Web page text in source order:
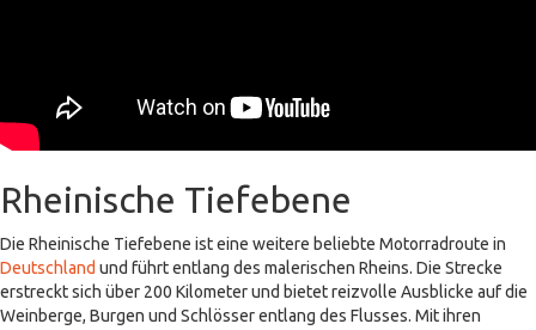
Rheinische Tiefebene
Die Rheinische Tiefebene ist eine weitere beliebte Motorradroute in
Deutschland und führt entlang des malerischen Rheins. Die Strecke
erstreckt sich über 200 Kilometer und bietet reizvolle Ausblicke auf die
Weinberge, Burgen und Schlösser entlang des Flusses. Mit ihren